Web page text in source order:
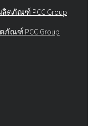
ตภัณฑ์ PCC Group
ณฑ์ PCC Group